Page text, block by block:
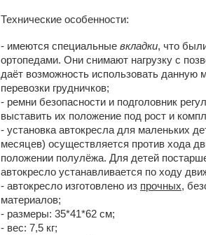
Технические особенности:
- имеются специальные вкладки, что
ортопедами. Они снимают нагрузку с
даёт возможность использовать данную
перевозки грудничков;
- ремни безопасности и подголовник
выставить их положение под рост и
- установка автокресла для маленьких
месяцев) осуществляется против хода
положении полулёжа. Для детей
автокресло устанавливается по ходу
- автокресло изготовлено из прочных,
материалов;
- размеры: 35*41*62 см;
- вес: 7,5 кг;